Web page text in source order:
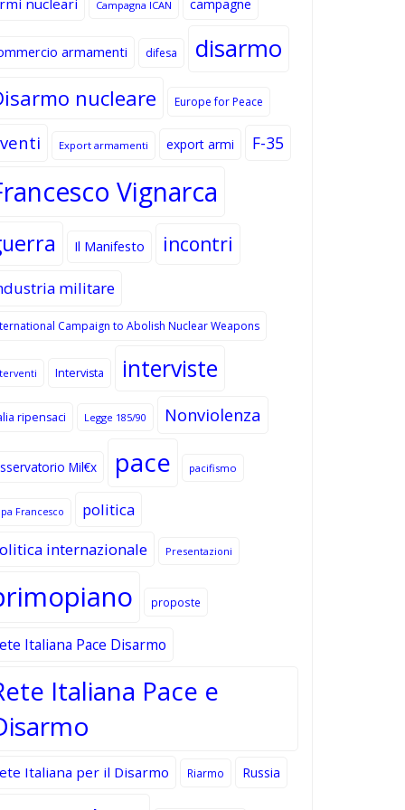
Campagna ICAN campagne
armamenti difesa disarmo
nucleare Europe for Peace
Export armamenti export armi F-35
Vignarca
Il Manifesto incontri
militare
Campaign to Abolish Nuclear Weapons
Intervista interviste
ripensaci Legge 185/90 Nonviolenza
Mil€x pace pacifismo
Francesco
politica
internazionale
Presentazioni
proposte
Italiana Pace Disarmo
Italiana Pace e
Italiana per il Disarmo Riarmo Russia